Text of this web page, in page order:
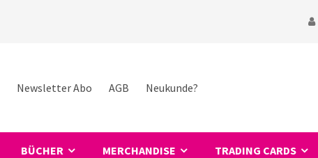
Newsletter Abo AGB Neukunde?
BÜCHER MERCHANDISE TRADING CARDS